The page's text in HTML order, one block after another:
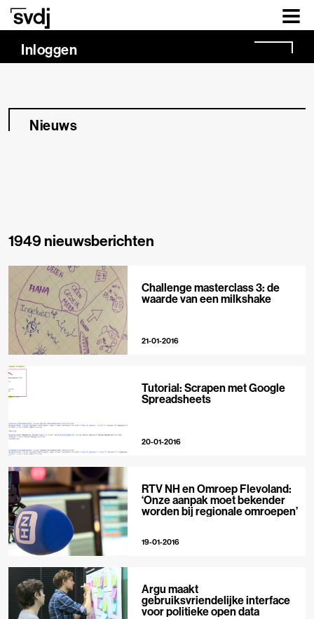
Naar hoofdinhoud
Inloggen
Nieuws
1949 nieuwsberichten
Challenge masterclass 3: de
waarde van een milkshake
21-01-2016
Tutorial: Scrapen met Google
Spreadsheets
20-01-2016
RTV NH en Omroep Flevoland:
‘Onze aanpak moet bekender
worden bij regionale omroepen’
19-01-2016
Argu maakt
gebruiksvriendelijke interface
voor politieke open data